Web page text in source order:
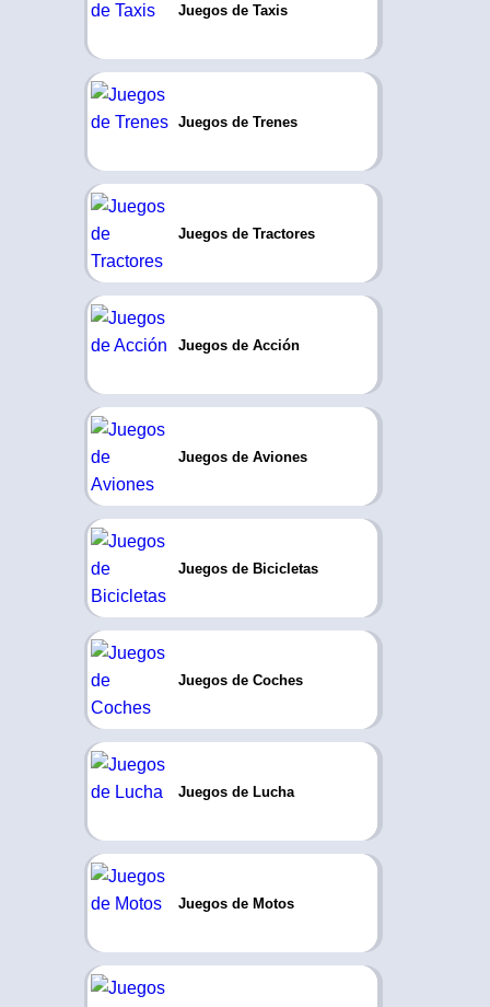
Juegos de Taxis
Juegos de Trenes
Juegos de Tractores
Juegos de Acción
Juegos de Aviones
Juegos de Bicicletas
Juegos de Coches
Juegos de Lucha
Juegos de Motos